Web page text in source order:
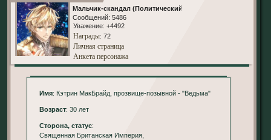
Мальчик-скандал (Политический)
Сообщений: 5486
Уважение: +4492
Награды: 72
Личная страница
Анкета персонажа
Имя: Кэтрин МакБрайд, прозвище-позывной - "Ведьма"
Возраст: 30 лет
Сторона, статус:
Священная Британская Империя,